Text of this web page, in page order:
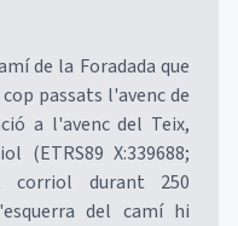
de la Foradada que
passats l'avenc de
a l'avenc del Teix,
(ETRS89 X:339688;
corriol durant 250
del camí hi